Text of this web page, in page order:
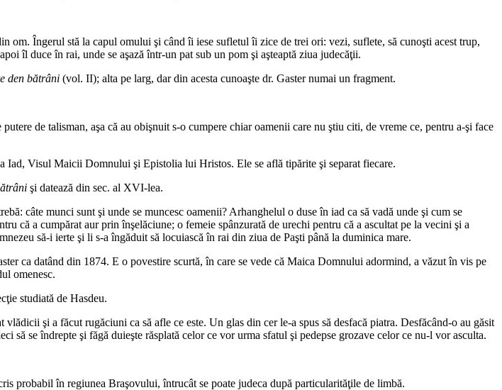
Îngerul stă la capul omului şi când îi iese sufletul îi zice de trei ori: vezi, suflete, să cunoşti acest trup,
îl duce în rai, unde se aşază într-un pat sub un pom şi aşteaptă ziua judecăţii.
den bătrâni (vol. II); alta pe larg, dar din acesta cunoaşte dr. Gaster numai un fragment.
de talisman, aşa că au obişnuit s-o cumpere chiar oamenii care nu ştiu citi, de vreme ce, pentru a-şi face
Visul Maicii Domnului şi Epistolia lui Hristos. Ele se află tipărite şi separat fiecare.
şi datează din sec. al XVI-lea.
câte munci sunt şi unde se muncesc oamenii? Arhanghelul o duse în iad ca să vadă unde şi cum se
că a cumpărat aur prin înşelăciune; o femeie spânzurată de urechi pentru că a ascultat pe la vecini şi a
să-i ierte şi li s-a îngăduit să locuiască în rai din ziua de Paşti până la duminica mare.
ca datând din 1874. E o povestire scurtă, în care se vede că Maica Domnului adormind, a văzut în vis pe
omenesc.
studiată de Hasdeu.
şi a făcut rugăciuni ca să afle ce este. Un glas din cer le-a spus să desfacă piatra. Desfăcând-o au găsit
să se îndrepte şi făgă duieşte răsplată celor ce vor urma sfatul şi pedepse grozave celor ce nu-l vor asculta.
probabil în regiunea Braşovului, întrucât se poate judeca după particularităţile de limbă.